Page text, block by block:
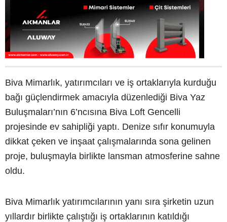
Biva Mimarlık, yatırımcıları ve iş ortaklarıyla kurduğu
bağı güçlendirmek amacıyla düzenlediği Biva Yaz
Buluşmaları’nın 6’ncısına Biva Loft Gencelli
projesinde ev sahipliği yaptı. Denize sıfır konumuyla
dikkat çeken ve inşaat çalışmalarında sona gelinen
proje, buluşmayla birlikte lansman atmosferine sahne
oldu.
Biva Mimarlık yatırımcılarının yanı sıra şirketin uzun
yıllardır birlikte çalıştığı iş ortaklarının katıldığı